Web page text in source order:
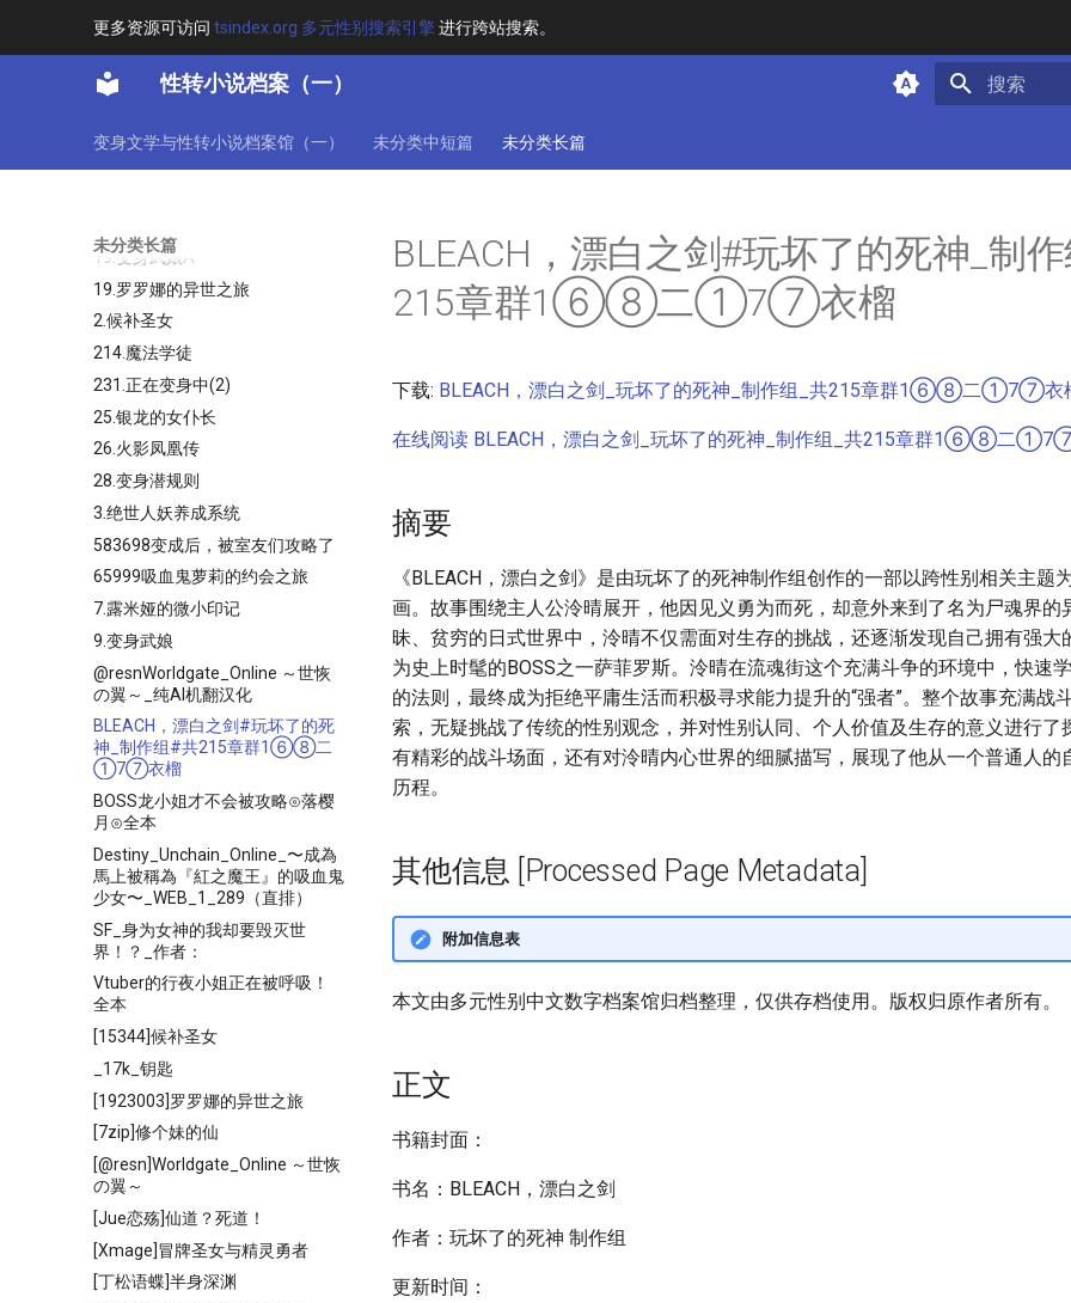
更多资源可访问 tsindex.org 多元性别搜索引擎进行跨站搜索。
性转小说档案（一）
变身文学与性转小说档案馆（一） 未分类中短篇 未分类长篇
未分类长篇
100406515我成了大明的公主，
11.变身江湖梦
19.变身武娘A
19.罗罗娜的异世之旅
2.候补圣女
214.魔法学徒
231.正在变身中(2)
25.银龙的女仆长
26.火影凤凰传
28.变身潜规则
3.绝世人妖养成系统
583698变成后，被室友们攻略了
65999吸血鬼萝莉的约会之旅
7.露米娅的微小印记
9.变身武娘
@resnWorldgate_Online ～世恢
の翼～_纯AI机翻汉化
BLEACH，漂白之剑#玩坏了的死
神_制作组#共215章群1⑥⑧二
①7⑦衣榴
BOSS龙小姐才不会被攻略⊙落樱
月⊙全本
Destiny_Unchain_Online_〜成為
馬上被稱為『紅之魔王』的吸血鬼
少女〜_WEB_1_289（直排）
SF_身为女神的我却要毁灭世
界！？_作者：
Vtuber的行夜小姐正在被呼吸！
全本
[15344]候补圣女
_17k_钥匙
[1923003]罗罗娜的异世之旅
[7zip]修个妹的仙
[@resn]Worldgate_Online ～世恢
の翼～
[Jue恋殇]仙道？死道！
[Xmage]冒牌圣女与精灵勇者
[丁松语蝶]半身深渊
BLEACH，漂白之剑#玩坏了的死神_制
215章群1⑥⑧二①7⑦衣榴
下载: BLEACH，漂白之剑_玩坏了的死神_制作组_共215章群1⑥⑧二①7⑦衣
在线阅读 BLEACH，漂白之剑_玩坏了的死神_制作组_共215章群1⑥⑧二
摘要
《BLEACH，漂白之剑》是由玩坏了的死神制作组创作的一部以跨性别相关主题
画。故事围绕主人公泠晴展开，他因见义勇为而死，却意外来到了名为尸魂界的
昧、贫穷的日式世界中，泠晴不仅需面对生存的挑战，还逐渐发现自己拥有强大
为史上时髦的BOSS之一萨菲罗斯。泠晴在流魂街这个充满斗争的环境中，快速
的法则，最终成为拒绝平庸生活而积极寻求能力提升的“强者”。整个故事充满战
索，无疑挑战了传统的性别观念，并对性别认同、个人价值及生存的意义进行了
有精彩的战斗场面，还有对泠晴内心世界的细腻描写，展现了他从一个普通人的
历程。
其他信息 [Processed Page Metadata]
附加信息表
本文由多元性别中文数字档案馆归档整理，仅供存档使用。版权归原作者所有。
正文
书籍封面：
书名：BLEACH，漂白之剑
作者：玩坏了的死神 制作组
更新时间：